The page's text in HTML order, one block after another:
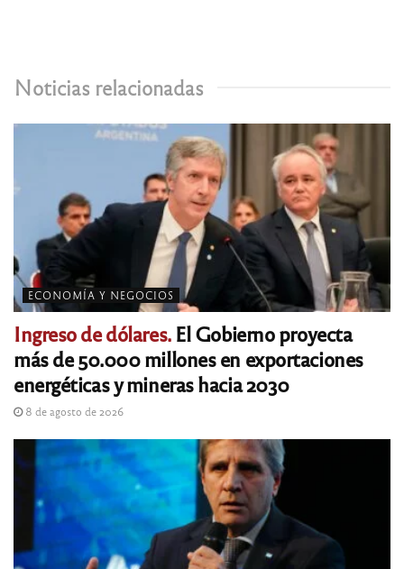
Noticias relacionadas
ECONOMÍA Y NEGOCIOS
Ingreso de dólares.El Gobierno proyecta
más de 50.000 millones en exportaciones
energéticas y mineras hacia 2030
8 de agosto de 2026